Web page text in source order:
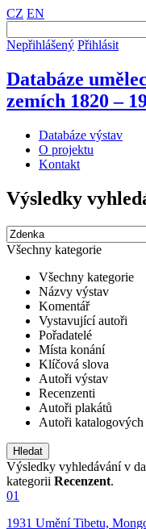
CZ EN
Nepřihlášený Přihlásit
Databáze
zemích 1820 –
Databáze výstav
O projektu
Kontakt
Výsledky
Všechny kategorie
Všechny kategorie
Názvy výstav
Komentář
Vystavující autoři
Pořadatelé
Místa konání
Klíčová slova
Autoři výstav
Recenzenti
Autoři plakátů
Autoři katalogových
Výsledky vyhledávání v
kategorii Recenzent.
01
1931 Umění Tibetu,